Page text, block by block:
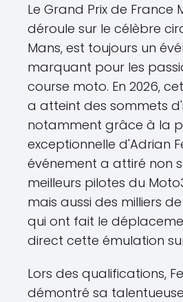
Le Grand Prix de France
déroule sur le célèbre
Mans, est toujours un
marquant pour les
course moto. En 2026,
a atteint des sommets
notamment grâce à la
exceptionnelle d'Adrian
événement a attiré non
meilleurs pilotes du
mais aussi des milliers
qui ont fait le
direct cette émulation
Lors des qualifications,
démontré sa